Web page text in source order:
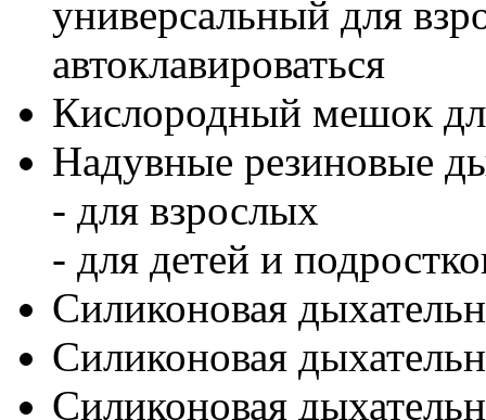
универсальный для
автоклавироваться
Кислородный мешок
Надувные резиновые
- для взрослых
- для детей и
Силиконовая
Силиконовая
Силиконовая